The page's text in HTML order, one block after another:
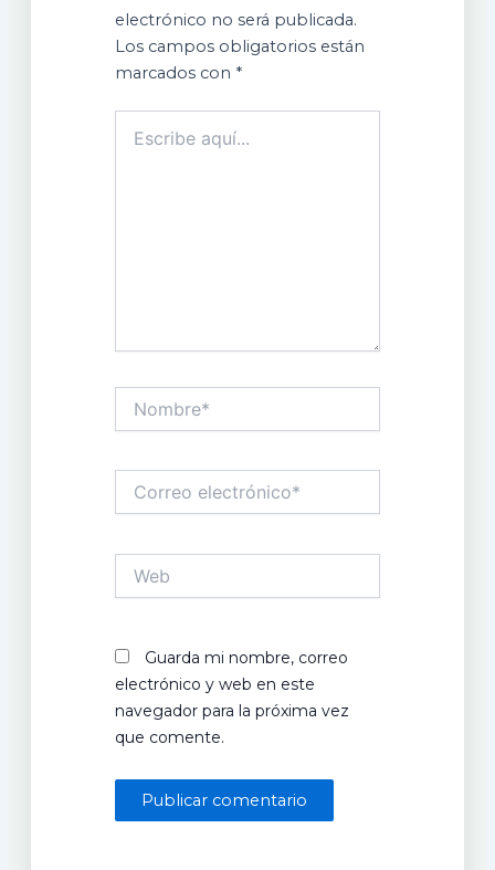
electrónico no será publicada.
Los campos obligatorios están
marcados con *
aquí...
electrónico*
Guarda mi nombre, correo
electrónico y web en este
navegador para la próxima vez
que comente.